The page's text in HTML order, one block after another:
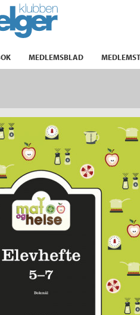
MEDLEMSBLAD